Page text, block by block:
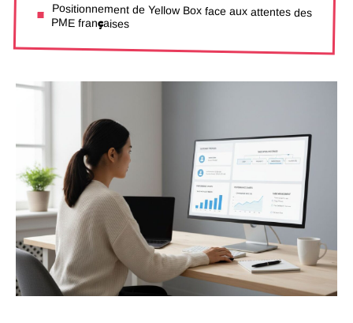
Positionnement de Yellow Box face aux attentes des
PME françaises